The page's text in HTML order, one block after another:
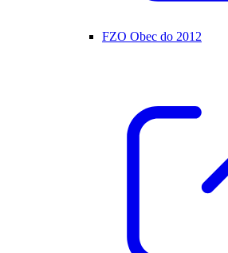
FZO Obec do 2012